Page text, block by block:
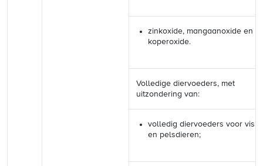
zinkoxide, mangaanoxide en
koperoxide.
Volledige diervoeders, met
uitzondering van:
volledig diervoeders voor vis
en pelsdieren;